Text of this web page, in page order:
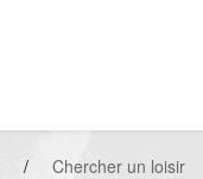
/ Chercher un loisir